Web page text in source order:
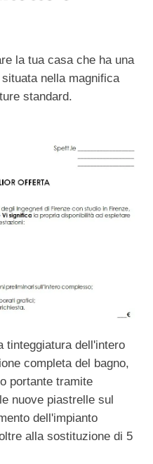
la tua casa che ha una
nella magnifica
standard.
tinteggiatura dell'intero
completa del bagno,
portante tramite
nuove piastrelle sul
dell'impianto
alla sostituzione di 5